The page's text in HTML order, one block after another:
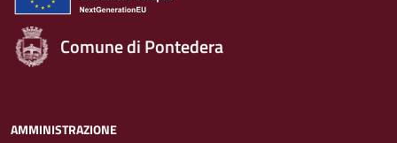
Comune di Pontedera
AMMINISTRAZIONE